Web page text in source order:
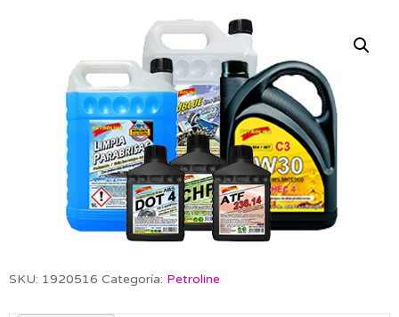
SKU: 1920516 Categoría: Petroline